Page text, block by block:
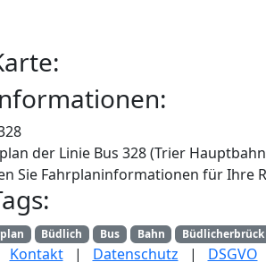
der Linie Bus 328 (Trier
Sie Fahrplaninformationen für Ihre
Büdlich Bus Bahn Büdlicherbrück
Kontakt| Datenschutz | DSGVO